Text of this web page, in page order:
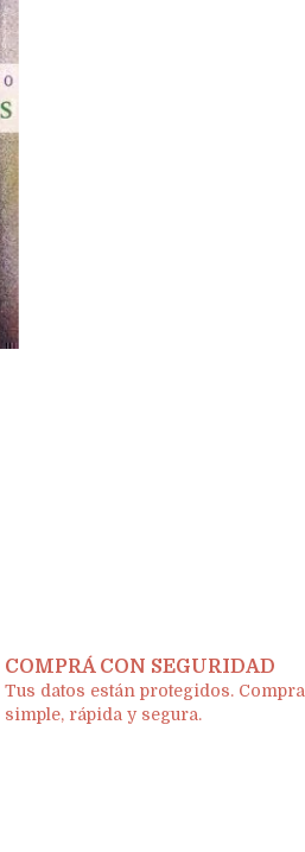
COMPRÁ CON SEGURIDAD
Tus datos están protegidos. Compra
simple, rápida y segura.